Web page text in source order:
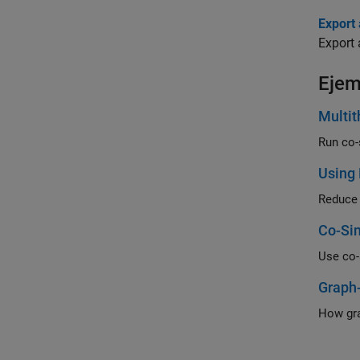
Export
Export
Run
Using
Co-
Use
How